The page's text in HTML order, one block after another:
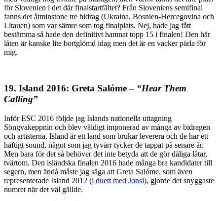
för Slovenien i det där finalstartfältet? Från Sloveniens semifinal
fanns det åtminstone tre bidrag (Ukraina, Bosnien-Hercegovina och
Litauen) som var sämre som tog finalplats. Nej, hade jag fått
bestämma så hade den definitivt hamnat topp 15 i finalen! Den här
låten är kanske lite bortglömd idag men det är en vacker pärla för
mig.
19. Island 2016: Greta Salóme – “Hear Them
Calling”
Inför ESC 2016 följde jag Islands nationella uttagning
Söngvakeppnin och blev väldigt imponerad av många av bidragen
och artisterna. Island är ett land som brukar leverera och de har ett
häftigt sound, något som jag tyvärr tycker de tappat på senare år.
Men bara för det så behöver det inte betyda att de gör dåliga låtar,
tvärtom. Den isländska finalen 2016 hade många bra kandidater till
segern, men ändå måste jag säga att Greta Salóme, som även
representerade Island 2012 (i duett med Jonsi), gjorde det snyggaste
numret när det väl gällde.